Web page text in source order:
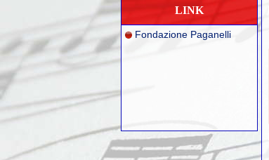
LINK
Fondazione Paganelli